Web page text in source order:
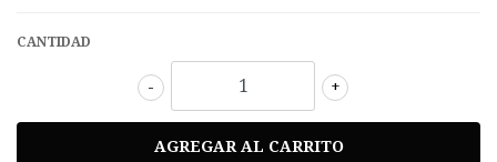
CANTIDAD
+
-